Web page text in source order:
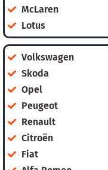
McLaren
Lotus
Volkswagen
Skoda
Opel
Peugeot
Renault
Citroën
Fiat